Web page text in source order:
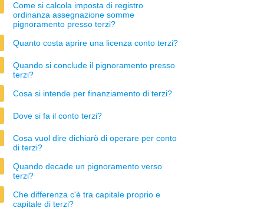
Come si calcola imposta di registro
ordinanza assegnazione somme
pignoramento presso terzi?
Quanto costa aprire una licenza conto terzi?
Quando si conclude il pignoramento presso
terzi?
Cosa si intende per finanziamento di terzi?
Dove si fa il conto terzi?
Cosa vuol dire dichiarò di operare per conto
di terzi?
Quando decade un pignoramento verso
terzi?
Che differenza c'è tra capitale proprio e
capitale di terzi?